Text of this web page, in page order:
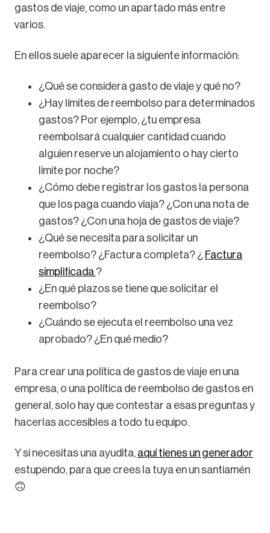
gastos de viaje, como un apartado más entre
varios.
En ellos suele aparecer la siguiente información:
¿Qué se considera gasto de viaje y qué no?
¿Hay límites de reembolso para determinados
gastos? Por ejemplo, ¿tu empresa
reembolsará cualquier cantidad cuando
alguien reserve un alojamiento o hay cierto
límite por noche?
¿Cómo debe registrar los gastos la persona
que los paga cuando viaja? ¿Con una nota de
gastos? ¿Con una hoja de gastos de viaje?
¿Qué se necesita para solicitar un
reembolso? ¿Factura completa? ¿ Factura
simplificada ?
¿En qué plazos se tiene que solicitar el
reembolso?
¿Cuándo se ejecuta el reembolso una vez
aprobado? ¿En qué medio?
Para crear una política de gastos de viaje en una
empresa, o una política de reembolso de gastos en
general, solo hay que contestar a esas preguntas y
hacerlas accesibles a todo tu equipo.
Y si necesitas una ayudita, aquí tienes un generador
estupendo, para que crees la tuya en un santiamén
🙃